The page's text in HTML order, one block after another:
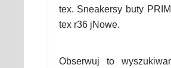
tex. Sneakersy buty
tex r36 jNowe.
Obserwuj to